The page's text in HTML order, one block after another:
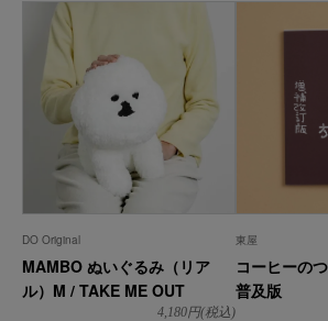
DO Original
MAMBO ぬいぐるみ（リア
ル）M / TAKE ME OUT
4,180円(税込)
東屋
コーヒーの
普及版